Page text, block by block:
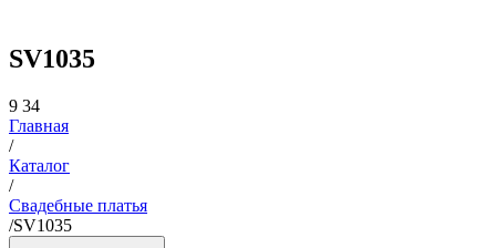
SV1035
9 34
Главная
/
Каталог
/
Свадебные платья
/SV1035